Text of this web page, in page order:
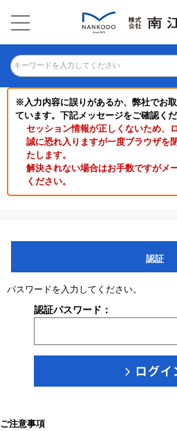
キーワードを入力してください
※入力内容に誤りがあるか、弊社でお
ています。下記メッセージをご確認くだ
セッション情報が正しくないため、
誠に恐れ入りますが一度ブラウザを
たします。
解決されない場合はお手数ですがメ
ください。
認証
パスワードを入力してください。
認証パスワード：
ご注意事項